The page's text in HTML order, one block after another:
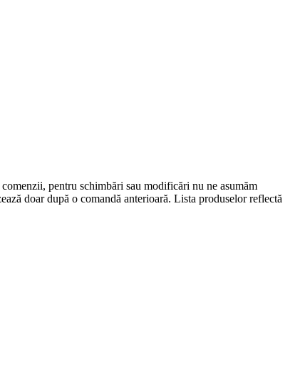
pentru schimbări sau modificări nu ne asumăm
doar după o comandă anterioară. Lista produselor reflectă